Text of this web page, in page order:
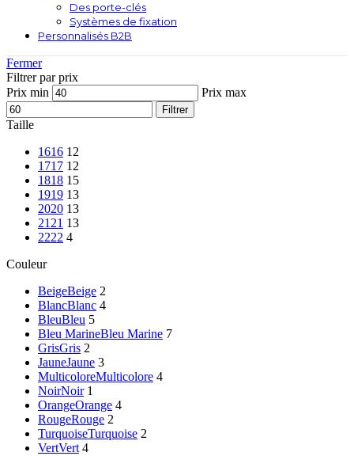
Des porte-clés
Systèmes de fixation
Personnalisés B2B
Fermer
Filtrer par prix
Prix min
Prix max
Filtrer
Taille
1616 12
1717 12
1818 15
1919 13
2020 13
21 21 13
2222 4
Couleur
BeigeBeige 2
BlancBlanc 4
BleuBleu 5
Bleu MarineBleu Marine 7
GrisGris 2
JauneJaune 3
MulticoloreMulticolore 4
NoirNoir 1
OrangeOrange 4
RougeRouge 2
TurquoiseTurquoise 2
VertVert 4